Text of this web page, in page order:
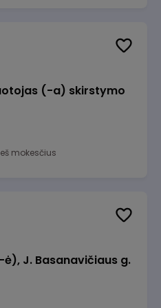
(-a) skirstymo
mokesčius
J. Basanavičiaus g.